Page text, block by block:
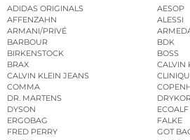
ADIDAS ORIGINALS
AESOP
AFFENZAHN
ALESSI
ARMANI/PRIVÉ
BARBOUR
BDK
BIRKENSTOCK
BOSS
BRAX
CALVIN
CALVIN KLEIN JEANS
COMMA
DR. MARTENS
DYSON
ECOALF
ERGOBAG
FALKE
FRED PERRY
GOT